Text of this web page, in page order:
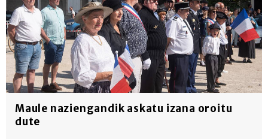
Maule naziengandik askatu izana oroitu
dute